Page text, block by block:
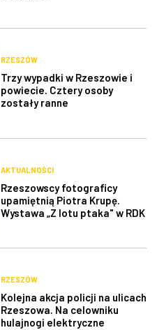
RZESZÓW
Trzy wypadki w Rzeszowie i
powiecie. Cztery osoby
zostały ranne
AKTUALNOŚCI
Rzeszowscy fotograficy
upamiętnią Piotra Krupę.
Wystawa „Z lotu ptaka" w RDK
RZESZÓW
Kolejna akcja policji na ulicach
Rzeszowa. Na celowniku
hulajnogi elektryczne